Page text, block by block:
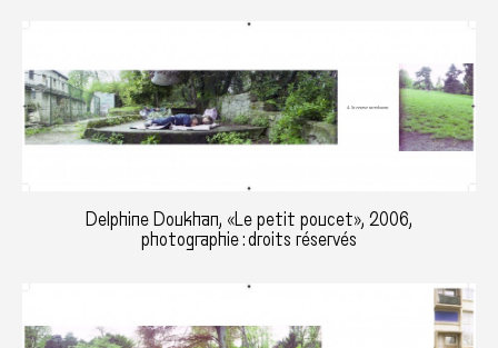
Delphine Doukhan, «Le petit poucet», 2006,
photographie : droits réservés